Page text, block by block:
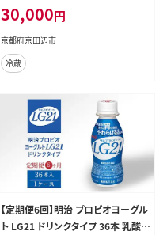
ルト飲料 乳酸菌飲料 冷蔵 京都
30,000円
京都府京田辺市
冷蔵
【定期便6回】明治 プロビオヨーグル
ト LG21 ドリンクタイプ 36本 乳酸